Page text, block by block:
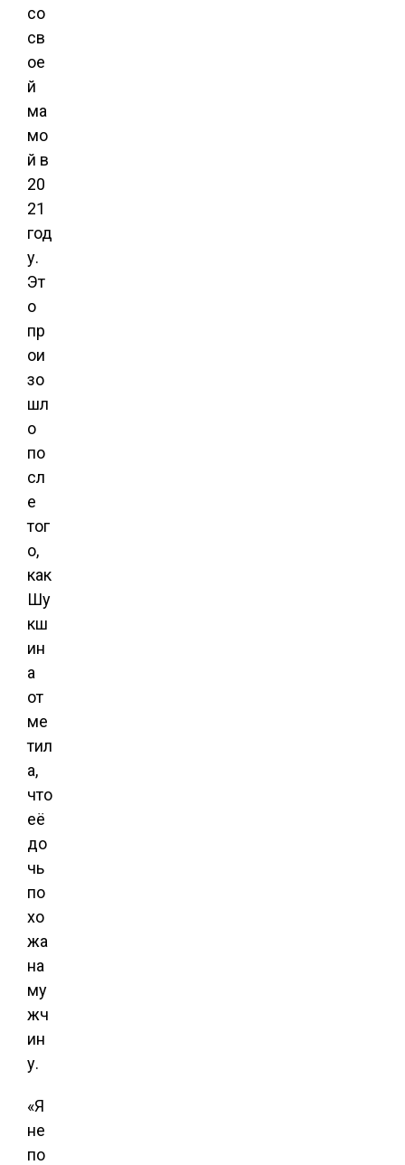
со
св
ое
й
ма
мо
й в
20
21
год
у.
Эт
о
пр
ои
зо
шл
о
по
сл
е
тог
о,
как
Шу
кш
ин
а
от
ме
тил
а,
что
её
до
чь
по
хо
жа
на
му
жч
ин
у.
«Я
не
по